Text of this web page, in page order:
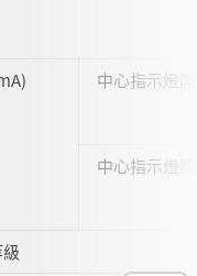
中心指示燈
中心指示燈